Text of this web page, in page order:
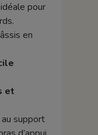
pour
en
et
support